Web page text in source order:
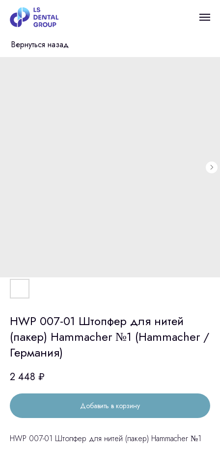
Вернуться назад
HWP 007-01 Штопфер для нитей
(пакер) Hammacher №1 (Hammacher /
Германия)
2 448 ₽
Добавить в корзину
HWP 007-01 Штопфер для нитей (пакер) Hammacher №1